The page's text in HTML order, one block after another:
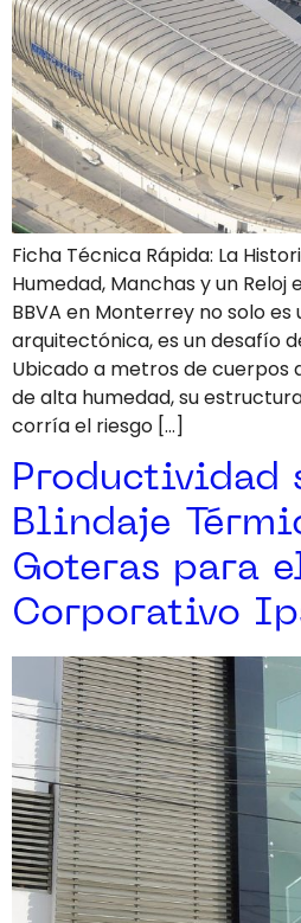
Ficha Técnica Rápida: La
Humedad, Manchas y un Reloj
BBVA en Monterrey no solo
arquitectónica, es un desafío
Ubicado a metros de cuerpos
de alta humedad, su
corría el riesgo […]
Productividad
Blindaje
Goteras para
Corporativo